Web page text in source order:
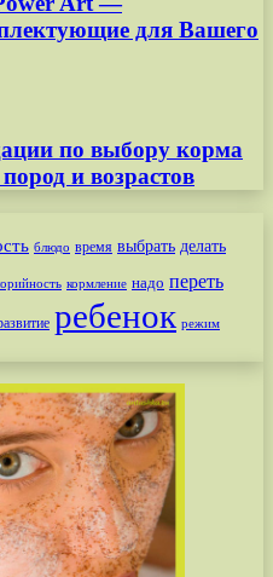
для Вашего
по выбору корма
и возрастов
блюдо время выбрать делать
кормление надо переть
ребенок режим